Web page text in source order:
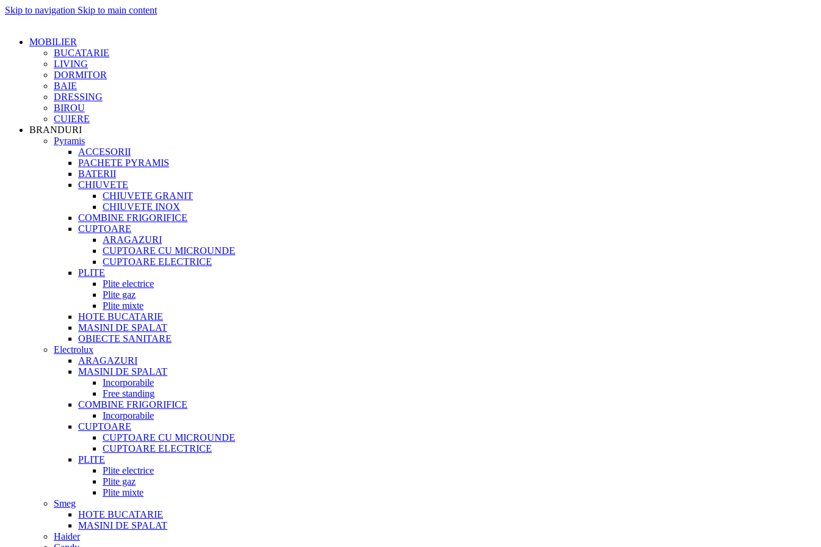
Skip to navigation Skip to main content
MOBILIER
BUCATARIE
LIVING
DORMITOR
BAIE
DRESSING
BIROU
CUIERE
BRANDURI
Pyramis
ACCESORII
PACHETE PYRAMIS
BATERII
CHIUVETE
CHIUVETE GRANIT
CHIUVETE INOX
COMBINE FRIGORIFICE
CUPTOARE
ARAGAZURI
CUPTOARE CU MICROUNDE
CUPTOARE ELECTRICE
PLITE
Plite electrice
Plite gaz
Plite mixte
HOTE BUCATARIE
MASINI DE SPALAT
OBIECTE SANITARE
Electrolux
ARAGAZURI
MASINI DE SPALAT
Incorporabile
Free standing
COMBINE FRIGORIFICE
Incorporabile
CUPTOARE
CUPTOARE CU MICROUNDE
CUPTOARE ELECTRICE
PLITE
Plite electrice
Plite gaz
Plite mixte
Smeg
HOTE BUCATARIE
MASINI DE SPALAT
Haider